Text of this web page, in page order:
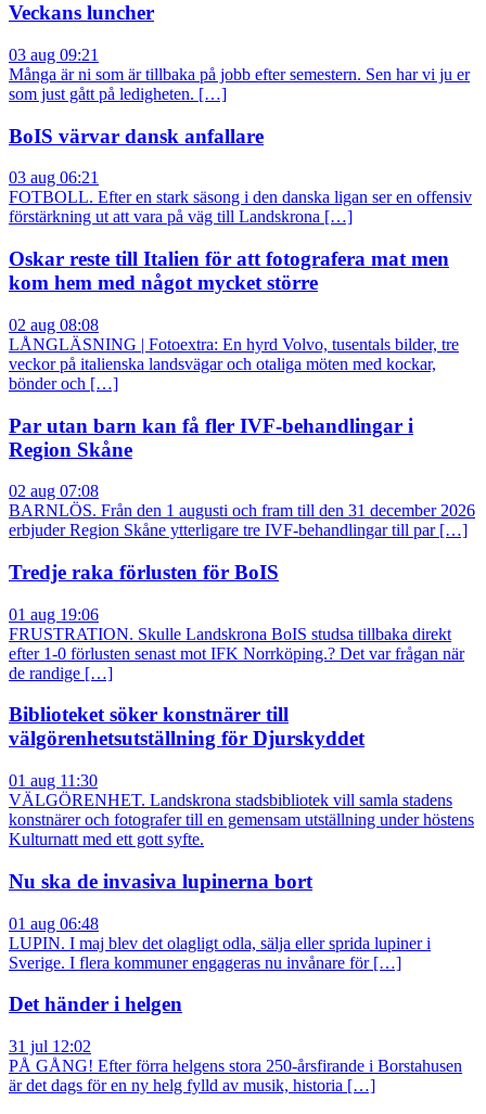
Veckans luncher
03 aug 09:21
Många är ni som är tillbaka på jobb efter semestern. Sen har vi ju er
som just gått på ledigheten. […]
BoIS värvar dansk anfallare
03 aug 06:21
FOTBOLL. Efter en stark säsong i den danska ligan ser en offensiv
förstärkning ut att vara på väg till Landskrona […]
Oskar reste till Italien för att fotografera mat men
kom hem med något mycket större
02 aug 08:08
LÅNGLÄSNING | Fotoextra: En hyrd Volvo, tusentals bilder, tre
veckor på italienska landsvägar och otaliga möten med kockar,
bönder och […]
Par utan barn kan få fler IVF-behandlingar i
Region Skåne
02 aug 07:08
BARNLÖS. Från den 1 augusti och fram till den 31 december 2026
erbjuder Region Skåne ytterligare tre IVF-behandlingar till par […]
Tredje raka förlusten för BoIS
01 aug 19:06
FRUSTRATION. Skulle Landskrona BoIS studsa tillbaka direkt
efter 1-0 förlusten senast mot IFK Norrköping.? Det var frågan när
de randige […]
Biblioteket söker konstnärer till
välgörenhetsutställning för Djurskyddet
01 aug 11:30
VÄLGÖRENHET. Landskrona stadsbibliotek vill samla stadens
konstnärer och fotografer till en gemensam utställning under höstens
Kulturnatt med ett gott syfte.
Nu ska de invasiva lupinerna bort
01 aug 06:48
LUPIN. I maj blev det olagligt odla, sälja eller sprida lupiner i
Sverige. I flera kommuner engageras nu invånare för […]
Det händer i helgen
31 jul 12:02
PÅ GÅNG! Efter förra helgens stora 250-årsfirande i Borstahusen
är det dags för en ny helg fylld av musik, historia […]